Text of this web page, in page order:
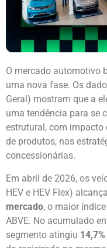
O mercado automotivo
uma nova fase. Os
Geral) mostram que a
uma tendência para se
estrutural, com impacto
de produtos, nas
concessionárias.
Em abril de 2026, os
HEV e HEV Flex)
mercado, o maior
ABVE. No acumulado
segmento atingiu